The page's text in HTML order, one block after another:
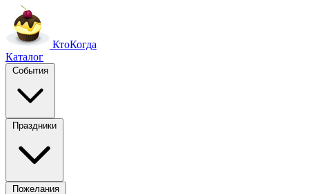
КтоКогда
Каталог
События
Праздники
Пожелания